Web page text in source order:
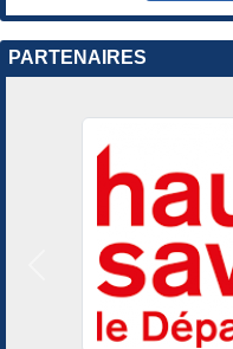
PARTENAIRES
Précedent